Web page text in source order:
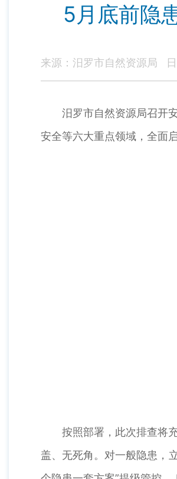
5月底前隐
来源：汨罗市自然资源局
汨罗市自然资源局召开安
安全等六大重点领域，全面
按照部署，此次排查将充
盖、无死角。对一般隐患，